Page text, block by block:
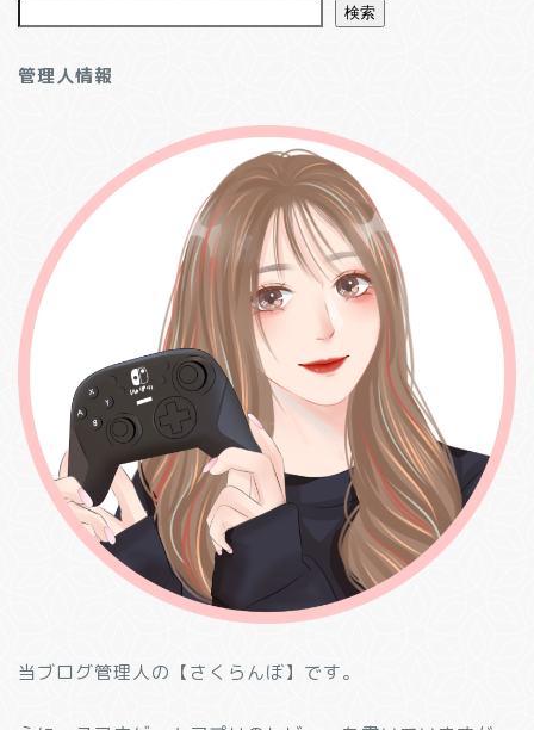
検索
管理人情報
当ブログ管理人の【さくらんぼ】です。